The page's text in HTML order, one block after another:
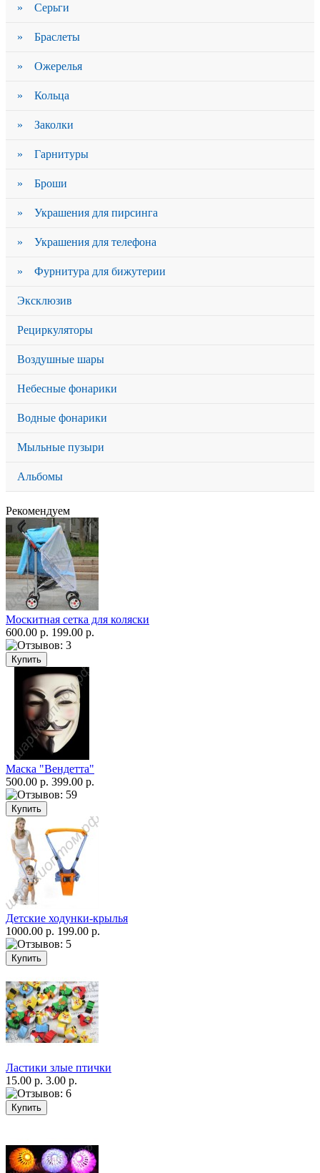
» Серьги
» Браслеты
» Ожерелья
» Кольца
» Заколки
» Гарнитуры
» Броши
» Украшения для пирсинга
» Украшения для телефона
» Фурнитура для бижутерии
Эксклюзив
Рециркуляторы
Воздушные шары
Небесные фонарики
Водные фонарики
Мыльные пузыри
Альбомы
Рекомендуем
Москитная сетка для коляски
600.00 р. 199.00 р.
Маска "Вендетта"
500.00 р. 399.00 р.
Детские ходунки-крылья
1000.00 р. 199.00 р.
Ластики злые птички
15.00 р. 3.00 р.